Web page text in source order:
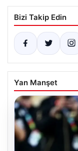
Bizi Takip Edin
Yan Manşet